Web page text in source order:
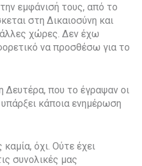
εμφάνισή τους, από το
στη Δικαιοσύνη και
χώρες. Δεν έχω
να προσθέσω για το
Δευτέρα, που το έγραψαν οι
κάποια ενημέρωση
όχι. Ούτε έχει
συνολικές μας